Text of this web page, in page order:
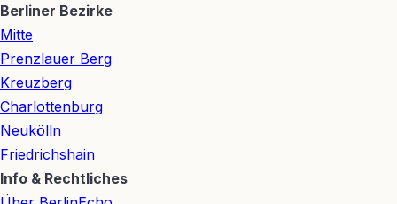
Berliner Bezirke
Mitte
Prenzlauer Berg
Kreuzberg
Charlottenburg
Neukölln
Friedrichshain
Info & Rechtliches